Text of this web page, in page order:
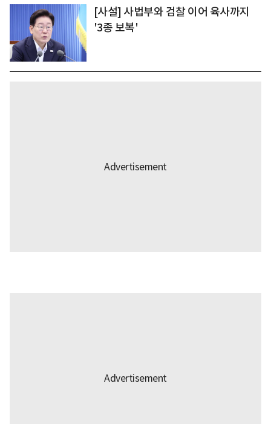
[사설] 사법부와 검찰 이어 육사까지
'3종 보복'